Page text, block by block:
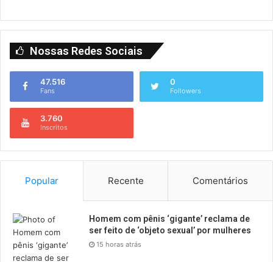
Nossas Redes Sociais
47.516
Fans
0
Followers
3.760
Inscritos
Popular Recente Comentários
Homem com pênis ‘gigante’ reclama de
ser feito de ‘objeto sexual’ por mulheres
15 horas atrás